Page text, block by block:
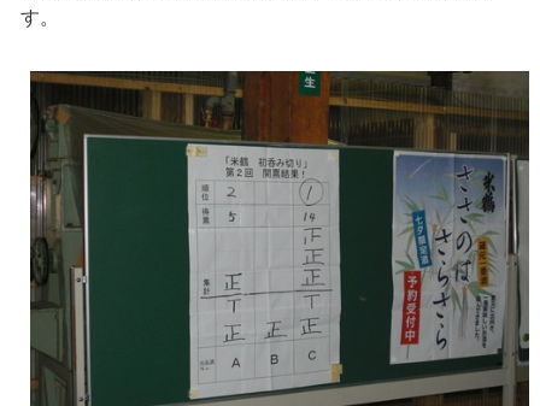
す。